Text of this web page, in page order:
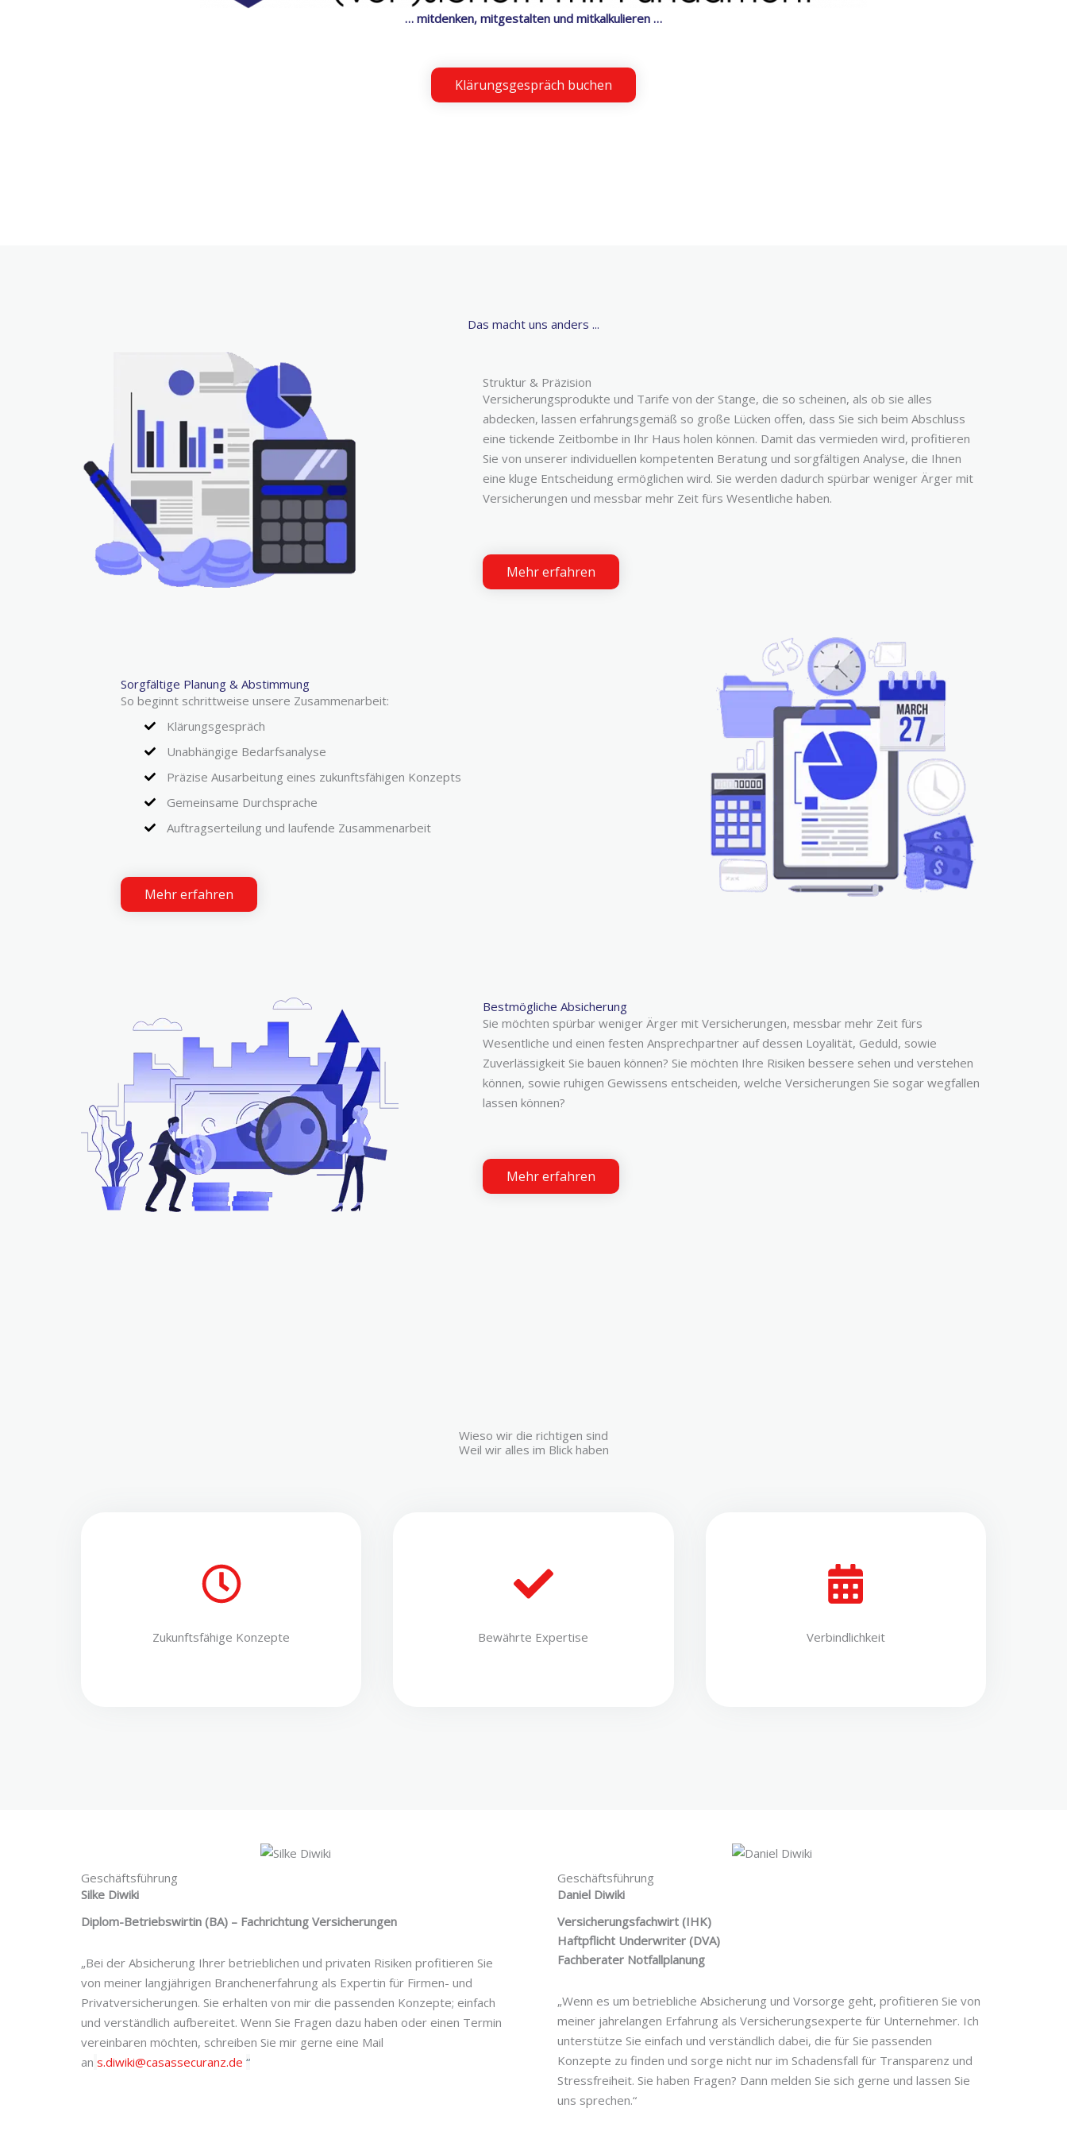
… mitdenken, mitgestalten und mitkalkulieren …
Klärungsgespräch buchen
Das macht uns anders ...
Struktur & Präzision
Versicherungsprodukte und Tarife von der Stange, die so scheinen, als ob sie alles
abdecken, lassen erfahrungsgemäß so große Lücken offen, dass Sie sich beim Abschluss
eine tickende Zeitbombe in Ihr Haus holen können. Damit das vermieden wird, profitieren
Sie von unserer individuellen kompetenten Beratung und sorgfältigen Analyse, die Ihnen
eine kluge Entscheidung ermöglichen wird. Sie werden dadurch spürbar weniger Ärger mit
Versicherungen und messbar mehr Zeit fürs Wesentliche haben.
Mehr erfahren
Sorgfältige Planung & Abstimmung
So beginnt schrittweise unsere Zusammenarbeit:
Klärungsgespräch
Unabhängige Bedarfsanalyse
Präzise Ausarbeitung eines zukunftsfähigen Konzepts
Gemeinsame Durchsprache
Auftragserteilung und laufende Zusammenarbeit
Mehr erfahren
Bestmögliche Absicherung
Sie möchten spürbar weniger Ärger mit Versicherungen, messbar mehr Zeit fürs
Wesentliche und einen festen Ansprechpartner auf dessen Loyalität, Geduld, sowie
Zuverlässigkeit Sie bauen können? Sie möchten Ihre Risiken bessere sehen und verstehen
können, sowie ruhigen Gewissens entscheiden, welche Versicherungen Sie sogar wegfallen
lassen können?
Mehr erfahren
Wieso wir die richtigen sind
Weil wir alles im Blick haben
Zukunftsfähige Konzepte Bewährte Expertise Verbindlichkeit
Geschäftsführung
Silke Diwiki
Diplom-Betriebswirtin (BA) – Fachrichtung Versicherungen
„Bei der Absicherung Ihrer betrieblichen und privaten Risiken profitieren Sie
von meiner langjährigen Branchenerfahrung als Expertin für Firmen- und
Privatversicherungen. Sie erhalten von mir die passenden Konzepte; einfach
und verständlich aufbereitet. Wenn Sie Fragen dazu haben oder einen Termin
vereinbaren möchten, schreiben Sie mir gerne eine Mail
an s.diwiki@casassecuranz.de “
Geschäftsführung
Daniel Diwiki
Versicherungsfachwirt (IHK)
Haftpflicht Underwriter (DVA)
Fachberater Notfallplanung
„Wenn es um betriebliche Absicherung und Vorsorge geht, profitieren Sie von
meiner jahrelangen Erfahrung als Versicherungsexperte für Unternehmer. Ich
unterstütze Sie einfach und verständlich dabei, die für Sie passenden
Konzepte zu finden und sorge nicht nur im Schadensfall für Transparenz und
Stressfreiheit. Sie haben Fragen? Dann melden Sie sich gerne und lassen Sie
uns sprechen.“